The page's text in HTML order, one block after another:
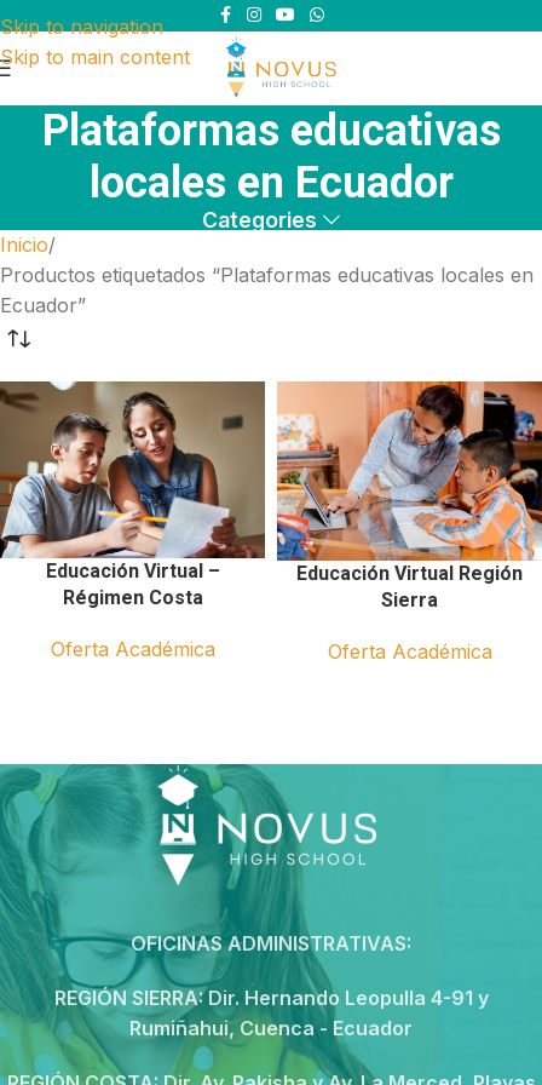
Skip to navigation
Skip to main content
Plataformas educativas
locales en Ecuador
Categories
Inicio
Productos etiquetados “Plataformas educativas locales en
Ecuador”
Educación Virtual –
Régimen Costa
Oferta Académica
Educación Virtual Región
Sierra
Oferta Académica
OFICINAS ADMINISTRATIVAS:
REGIÓN SIERRA:Dir. Hernando Leopulla 4-91 y
Rumiñahui, Cuenca - Ecuador